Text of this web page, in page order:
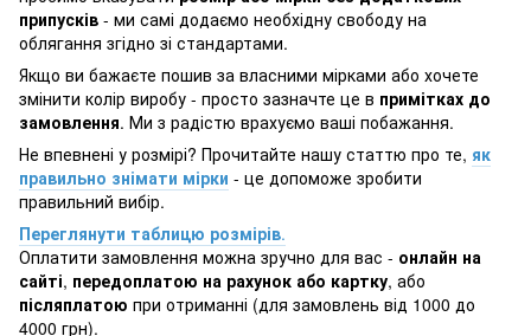
припусків - ми самі додаємо необхідну свободу на
облягання згідно зі стандартами.
Якщо ви бажаєте пошив за власними мірками або хочете
змінити колір виробу - просто зазначте це в примітках до
замовлення. Ми з радістю врахуємо ваші побажання.
Не впевнені у розмірі? Прочитайте нашу статтю про те, як
правильно знімати мірки - це допоможе зробити
правильний вибір.
Переглянути таблицю розмірів.
Оплатити замовлення можна зручно для вас - онлайн на
сайті, передоплатою на рахунок або картку, або
післяплатою при отриманні (для замовлень від 1000 до
4000 грн).